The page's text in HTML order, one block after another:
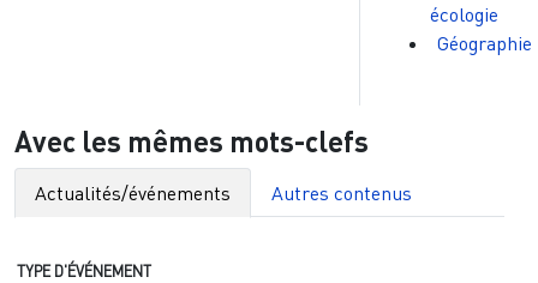
écologie
Géographie
Avec les mêmes mots-clefs
Actualités/événements Autres contenus
TYPE D'ÉVÉNEMENT